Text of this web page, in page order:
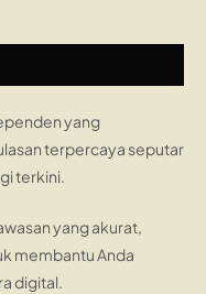
yang
terpercaya seputar
terkini.
yang akurat,
membantu Anda
digital.